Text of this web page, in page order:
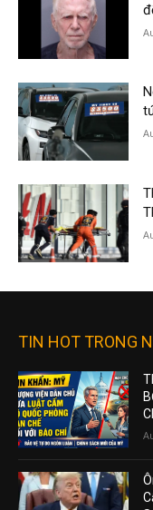
TIN HOT TRONG